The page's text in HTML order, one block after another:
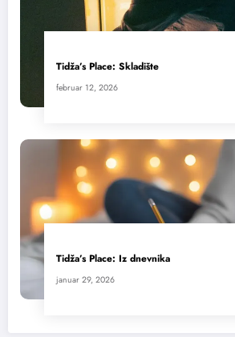
Tidža’s Place: Skladište
februar 12, 2026
Tidža’s Place: Iz dnevnika
januar 29, 2026